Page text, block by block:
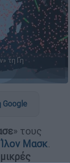
τη Γη
» τους
Ίλον Μασκ.
μικρές